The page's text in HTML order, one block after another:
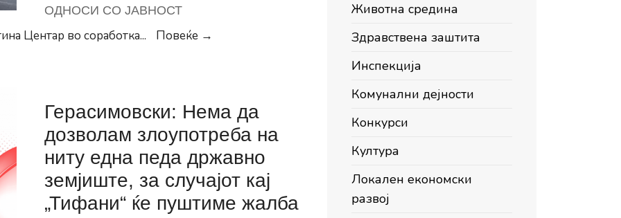
„Треска“
ОДНОСИ СО ЈАВНОСТ
Центар во соработка... Повеќе →
непрописно
паркирани
на
територија
на
Герасимовски: Нема да
дозволам злоупотреба на
ниту една педа државно
земјиште, за случајот кај
„Тифани“ ќе пуштиме жалба
Животна средина
Здравствена заштита
Инспекција
Комунални дејности
Конкурси
Култура
Локален економски
развој